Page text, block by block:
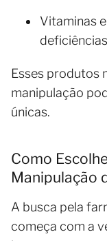
Vitaminas
Esses produtos
manipulação
únicas.
Como
Manipulação
A busca pela
começa com a